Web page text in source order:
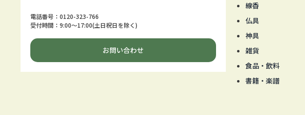
電話番号：0120-323-766
受付時間：9:00～17:00(土日祝日を除く)
お問い合わせ
線香
仏具
神具
雑貨
食品・飲料
書籍・楽譜